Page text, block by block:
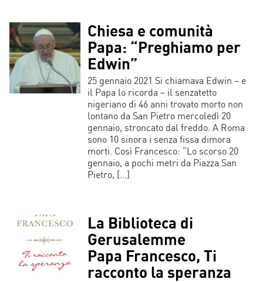
Chiesa e comunità
Papa: “Preghiamo per
Edwin”
25 gennaio 2021 Si chiamava Edwin – e
il Papa lo ricorda – il senzatetto
nigeriano di 46 anni trovato morto non
lontano da San Pietro mercoledì 20
gennaio, stroncato dal freddo. A Roma
sono 10 sinora i senza fissa dimora
morti. Così Francesco: “Lo scorso 20
gennaio, a pochi metri da Piazza San
Pietro, […]
La Biblioteca di
Gerusalemme
Papa Francesco, Ti
racconto la speranza